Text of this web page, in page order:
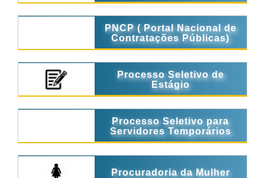
PNCP ( Portal Nacional de
Contratações Públicas)
Processo Seletivo de
Estágio
Processo Seletivo para
Servidores Temporários
Procuradoria da Mulher